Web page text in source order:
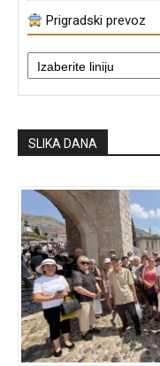
Prigradski prevoz
SLIKA DANA